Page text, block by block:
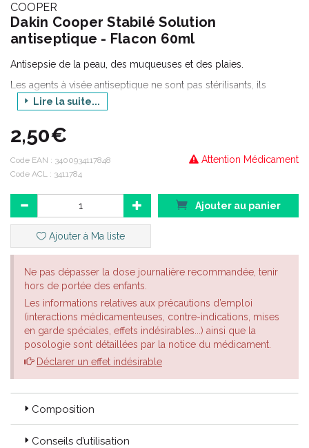
COOPER
Dakin Cooper Stabilé Solution
antiseptique - Flacon 60ml
Antisepsie de la peau, des muqueuses et des plaies.
Les agents à visée antiseptique ne sont pas stérilisants, ils
réduisent temporairement le nombre de micro-organismes.
Lire la suite...
2,50€
Attention Médicament
Code EAN : 3400934117848
Code ACL : 3411784
Ajouter au panier
Ajouter à Ma liste
Ne pas dépasser la dose journalière recommandée, tenir
hors de portée des enfants.
Les informations relatives aux précautions d’emploi
(interactions médicamenteuses, contre-indications, mises
en garde spéciales, effets indésirables...) ainsi que la
posologie sont détaillées par la notice du médicament.
Déclarer un effet indésirable
Composition
Conseils d’utilisation